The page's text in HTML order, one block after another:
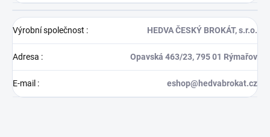
Výrobní společnost : HEDVA ČESKÝ BROKÁT, s.r.o.
Adresa : Opavská 463/23, 795 01 Rýmařov
E-mail : eshop@hedvabrokat.cz